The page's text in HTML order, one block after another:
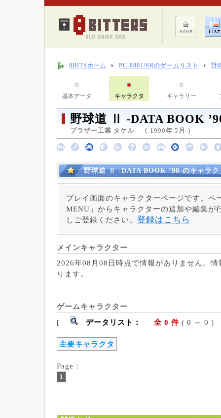
8BITSホーム PC-8801/SRのゲームリスト 野
基本データ キャラクタ ギャラリー
野球道 Ⅱ -DATA BOOK
ブラザー工業 タケル （ 1990年 5月 ）
野球道 Ⅱ -DATA BOOK ’90-のキャラク
プレイ画面のキャラクターページです。ペ
MENU」からキャラクターの追加や編集が
しご登録ください。 登録はこちら
メインキャラクター
2026年08月08日時点で情報がありません。
ります。
ゲームキャラクター
[
データリスト： 全 0 件 ( 0
主要キャラクタ
Page：
1